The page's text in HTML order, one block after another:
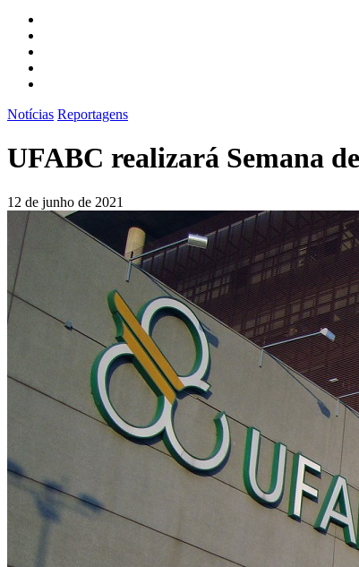
Notícias Reportagens
UFABC realizará Semana
12 de junho de 2021